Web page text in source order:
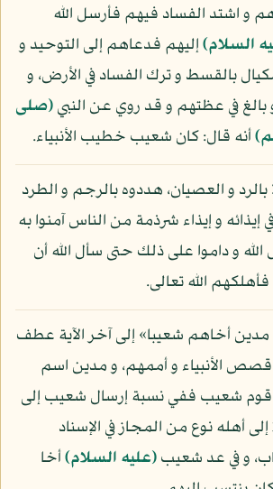
و اشتد الفساد فيهم فأرسل الله
السلام)إليهم فدعاهم إلى التوحيد و
بالقسط و ترك الفساد في الأرض، و
في عظتهم و قد روي عن النبي(صلى
أنه قال: كان شعيب خطيب الأنبياء.
بالرد و العصيان، هددوه بالرجم و الطرد
إيذائه و إيذاء شرذمة من الناس آمنوا به
و داموا على ذلك حتى سأل الله أن
الله تعالى.
مدين أخاهم شعيبا» إلى آخر الآية عطف
الأنبياء و أممهم، و مدين اسم
قوم شعيب ففي نسبة إرسال شعيب إلى
أهله نوع من المجاز في الإسناد
و في عد شعيب(عليه السلام)أخا